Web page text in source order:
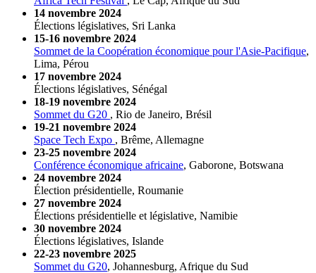
14 novembre 2024
Élections législatives, Sri Lanka
15-16 novembre 2024
Sommet de la Coopération économique pour l'Asie-Pacifique,
Lima, Pérou
17 novembre 2024
Élections législatives, Sénégal
18-19 novembre 2024
Sommet du G20 , Rio de Janeiro, Brésil
19-21 novembre 2024
Space Tech Expo , Brême, Allemagne
23-25 novembre 2024
Conférence économique africaine, Gaborone, Botswana
24 novembre 2024
Élection présidentielle, Roumanie
27 novembre 2024
Élections présidentielle et législative, Namibie
30 novembre 2024
Élections législatives, Islande
22-23 novembre 2025
Sommet du G20, Johannesburg, Afrique du Sud